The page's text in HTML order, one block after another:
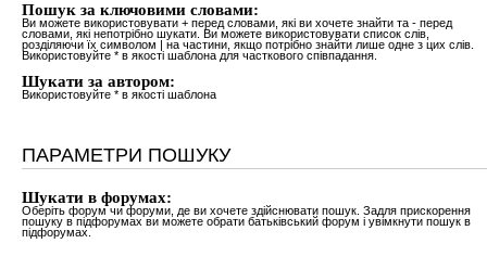
Пошук за ключовими словами:
Ви можете використовувати + перед словами, які ви хочете знайти та - перед
словами, які непотрібно шукати. Ви можете використовувати список слів,
розділяючи їх символом | на частини, якщо потрібно знайти лише одне з цих слів.
Використовуйте * в якості шаблона для часткового співпадання.
Шукати за автором:
Використовуйте * в якості шаблона
ПАРАМЕТРИ ПОШУКУ
Шукати в форумах:
Оберіть форум чи форуми, де ви хочете здійснювати пошук. Задля прискорення
пошуку в підфорумах ви можете обрати батьківський форум і увімкнути пошук в
підфорумах.